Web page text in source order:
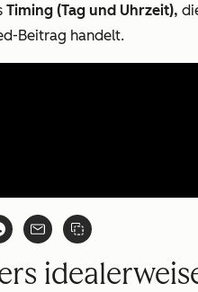
Timing (Tag und Uhrzeit),
Beitrag handelt.